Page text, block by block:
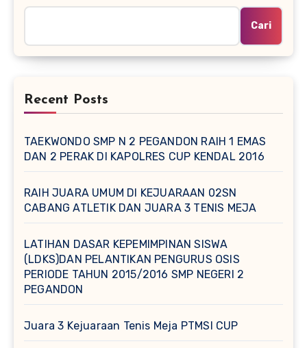
Cari
Recent Posts
TAEKWONDO SMP N 2 PEGANDON RAIH 1 EMAS
DAN 2 PERAK DI KAPOLRES CUP KENDAL 2016
RAIH JUARA UMUM DI KEJUARAAN 02SN
CABANG ATLETIK DAN JUARA 3 TENIS MEJA
LATIHAN DASAR KEPEMIMPINAN SISWA
(LDKS)DAN PELANTIKAN PENGURUS OSIS
PERIODE TAHUN 2015/2016 SMP NEGERI 2
PEGANDON
Juara 3 Kejuaraan Tenis Meja PTMSI CUP